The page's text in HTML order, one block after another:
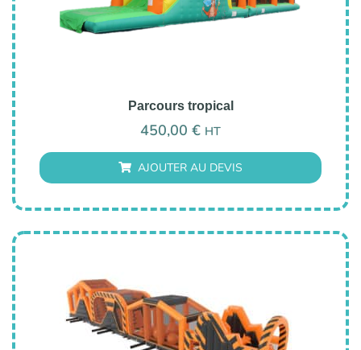
Parcours tropical
450,00 € HT
AJOUTER AU DEVIS